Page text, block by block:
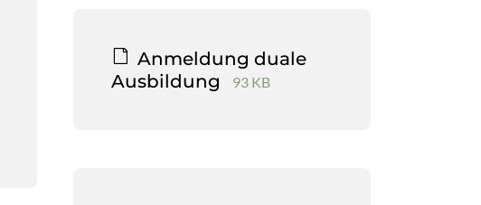
Anmeldung duale
Ausbildung
93 KB